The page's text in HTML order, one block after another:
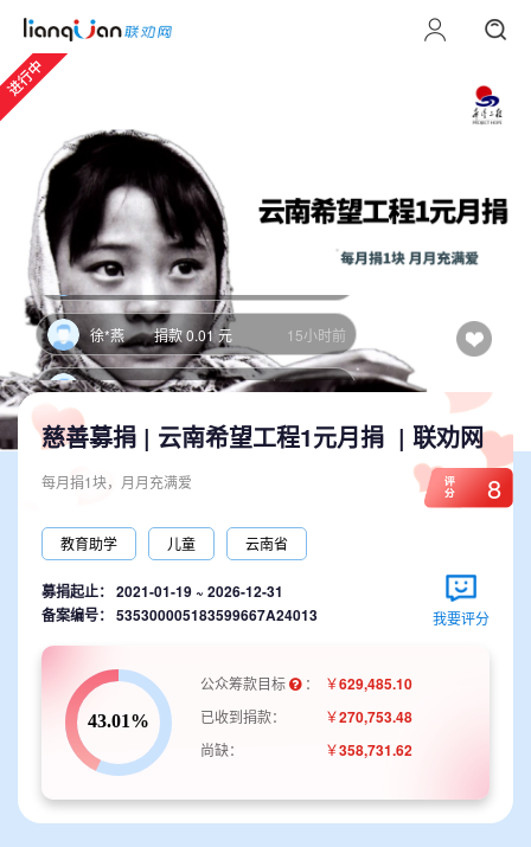
曹*丽
叶 捐款 0.01 元 14小时前
未* 捐款 30.00 元 14小时前
徐*燕 捐款 0.01 元 15小时前
陈* 捐款 0.01 元 15小时前
来* 捐款 0.01 元 15小时前
陈*
云 捐款 0.01 元 17小时前
你*过 捐款 0.01 元
陈*
慈善募捐 | 云南希望工程1元月捐 | 联劝网
每月捐1块，月月充满爱 8
教育助学 儿童 云南省
募捐起止： 2021-01-19 ~ 2026-12-31
备案编号： 535300005183599667A24013
我要评分
公众筹款目标 ： ￥629,485.10
已收到捐款：
￥270,753.48
尚缺：
￥358,731.62